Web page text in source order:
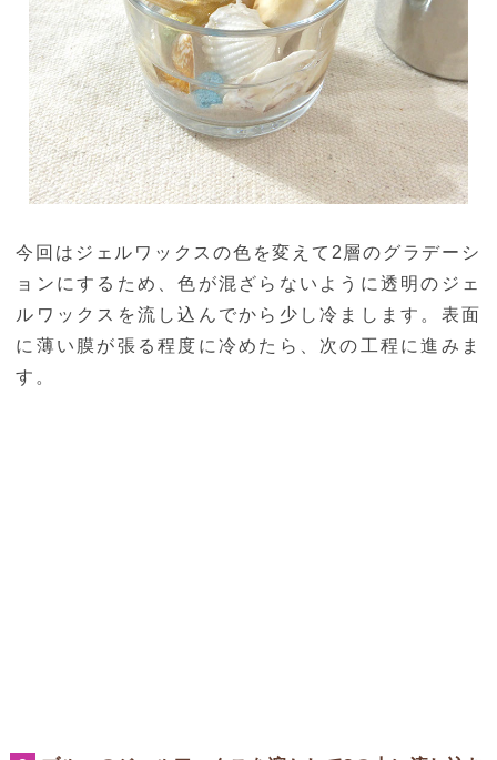
今回はジェルワックスの色を変えて2層のグラデーシ
ョンにするため、色が混ざらないように透明のジェ
ルワックスを流し込んでから少し冷まします。表面
に薄い膜が張る程度に冷めたら、次の工程に進みま
す。